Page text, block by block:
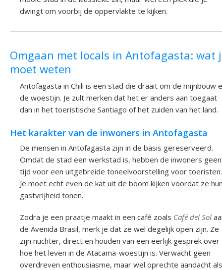
dwingt om voorbij de oppervlakte te kijken.
Omgaan met locals in Antofagasta: wat
moet weten
Antofagasta in Chili is een stad die draait om de mijnbouw
de woestijn. Je zult merken dat het er anders aan toegaat
dan in het toeristische Santiago of het zuiden van het land.
Het karakter van de inwoners in Antofagasta
De mensen in Antofagasta zijn in de basis gereserveerd.
Omdat de stad een werkstad is, hebben de inwoners geen
tijd voor een uitgebreide toneelvoorstelling voor toeristen.
Je moet echt even de kat uit de boom kijken voordat ze
gastvrijheid tonen.
Zodra je een praatje maakt in een café zoals Café del Sol
de Avenida Brasil, merk je dat ze wel degelijk open zijn. Ze
zijn nuchter, direct en houden van een eerlijk gesprek over
hoe het leven in de Atacama-woestijn is. Verwacht geen
overdreven enthousiasme, maar wel oprechte aandacht als